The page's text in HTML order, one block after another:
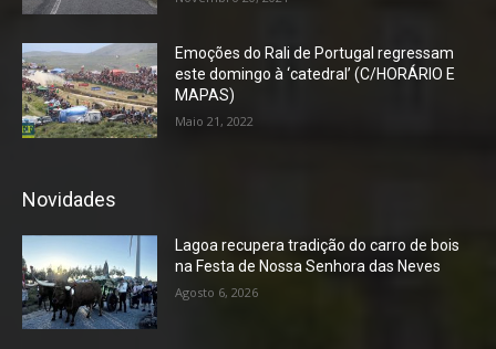
Emoções do Rali de Portugal regressam
este domingo à ‘catedral’ (C/HORÁRIO E
MAPAS)
Maio 21, 2022
Novidades
Lagoa recupera tradição do carro de bois
na Festa de Nossa Senhora das Neves
Agosto 6, 2026